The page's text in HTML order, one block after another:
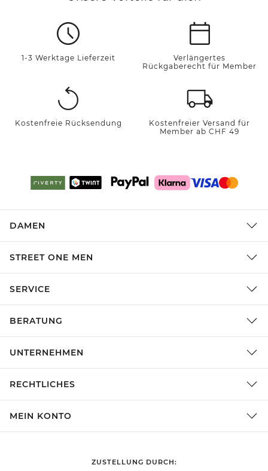
1-3 Werktage Lieferzeit
Verlängertes
Rückgaberecht für Member
Kostenfreie Rücksendung
Kostenfreier Versand für
Member ab CHF 49
DAMEN
STREET ONE MEN
SERVICE
BERATUNG
UNTERNEHMEN
RECHTLICHES
MEIN KONTO
ZUSTELLUNG DURCH: